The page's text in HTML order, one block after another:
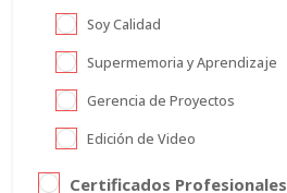
Soy Calidad
Supermemoria y Aprendizaje
Gerencia de Proyectos
Edición de Video
Certificados Profesionales